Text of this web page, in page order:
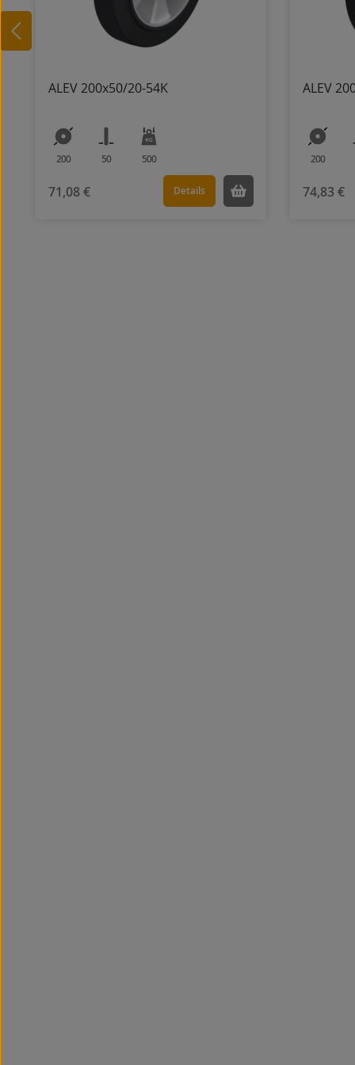
ALEV 200x50/20-54K
200 50 500
71,08 € Details
ALEV
200
74,83 €